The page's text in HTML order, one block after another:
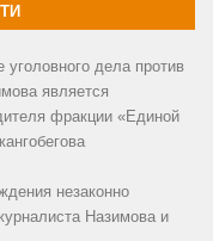
дела против
является
фракции «Единой
незаконно
Назимова и